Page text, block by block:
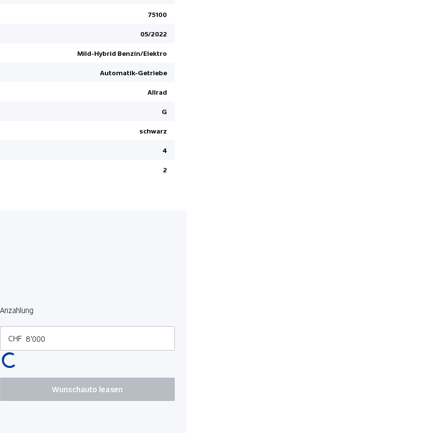
Embleme 50 Jahre BMW M
75100
05/2022
Mild-Hybrid Benzin/Elektro
Automatik-Getriebe
Allrad
G
schwarz
4
2
Anzahlung
CHF
Wunschauto leasen